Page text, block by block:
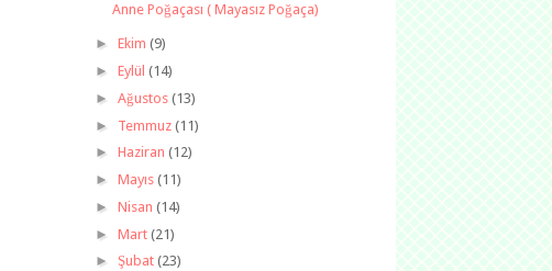
Anne Poğaçası ( Mayasız Poğaça)
► Ekim (9)
► Eylül (14)
► Ağustos (13)
► Temmuz (11)
► Haziran (12)
► Mayıs (11)
► Nisan (14)
► Mart (21)
► Şubat (23)